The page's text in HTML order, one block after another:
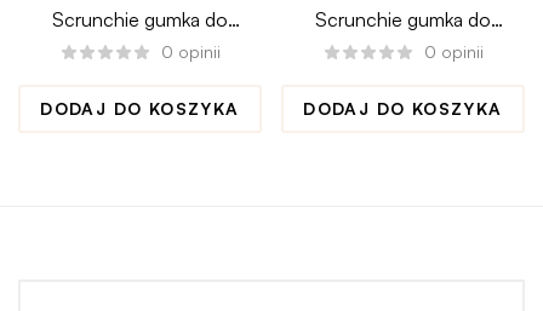
Scrunchie gumka do
włosów KISS medium
0 opinii
DODAJ DO KOSZYKA
Scrunchie gumka do
włosów PUDER mini
0 opinii
DODAJ DO KOSZYKA